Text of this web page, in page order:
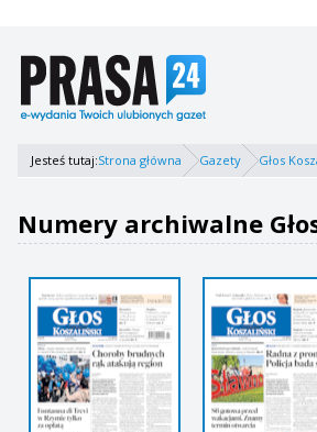
Jesteś tutaj:Strona główna Gazety Głos
Numery archiwalne